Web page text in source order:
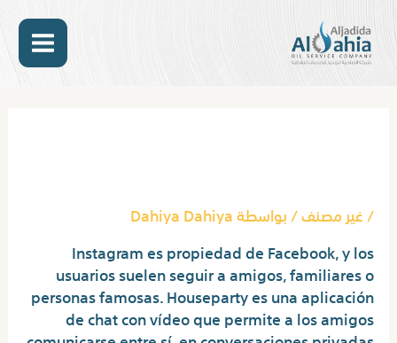
المحتوى
/غير مصنف/ بواسطةDahiya Dahiya
Instagram es propiedad de Facebook, y los
usuarios suelen seguir a amigos, familiares o
personas famosas. Houseparty es una aplicación
de chat con vídeo que permite a los amigos